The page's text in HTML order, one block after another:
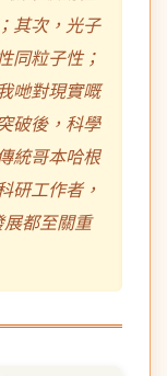
其次，光子
同粒子性；
哋對現實嘅
破後，科學
統哥本哈根
研工作者，
都至關重